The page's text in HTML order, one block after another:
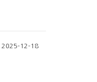
2025-12-18